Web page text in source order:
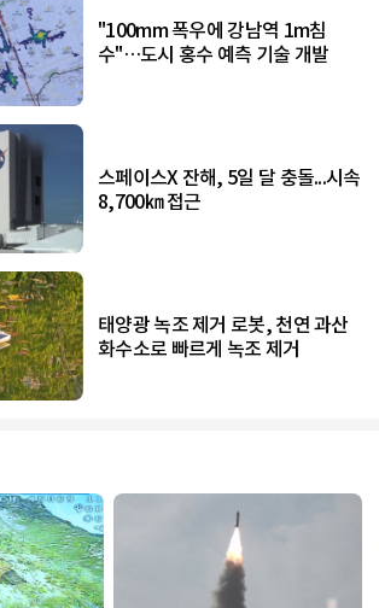
"100mm 폭우에 강남역 1m침
수"…도시 홍수 예측 기술 개발
스페이스X 잔해, 5일 달 충돌...시속
8,700㎞ 접근
태양광 녹조 제거 로봇, 천연 과산
화수소로 빠르게 녹조 제거